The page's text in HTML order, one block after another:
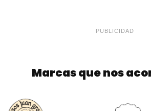
PUBLICIDAD
Marcas que nos